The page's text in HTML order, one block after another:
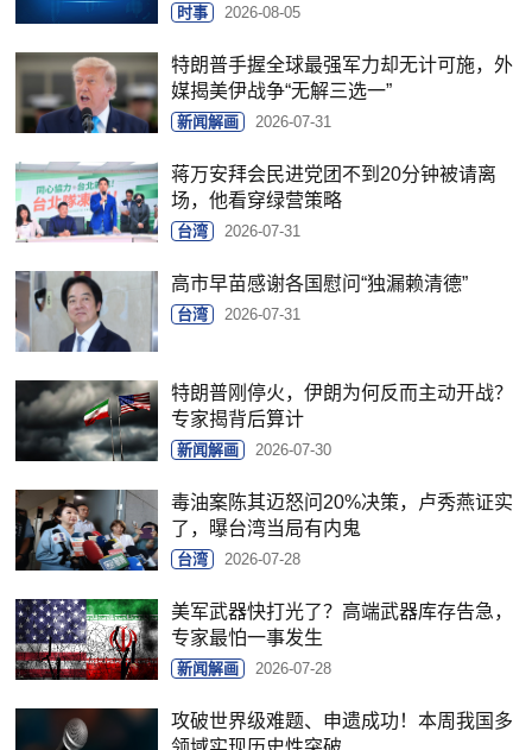
时事 2026-08-05
特朗普手握全球最强军力却无计可施，外
媒揭美伊战争“无解三选一”
新闻解画 2026-07-31
蒋万安拜会民进党团不到20分钟被请离
场，他看穿绿营策略
台湾 2026-07-31
高市早苗感谢各国慰问“独漏赖清德”
台湾 2026-07-31
特朗普刚停火，伊朗为何反而主动开战？
专家揭背后算计
新闻解画 2026-07-30
毒油案陈其迈怒问20%决策，卢秀燕证实
了，曝台湾当局有内鬼
台湾 2026-07-28
美军武器快打光了？高端武器库存告急，
专家最怕一事发生
新闻解画 2026-07-28
攻破世界级难题、申遗成功！本周我国多